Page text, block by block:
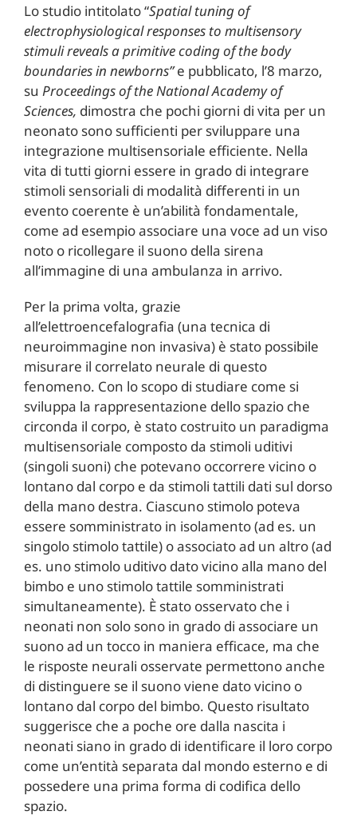
Lo studio intitolato “Spatial tuning of
electrophysiological responses to multisensory
stimuli reveals a primitive coding of the body
boundaries in newborns”e pubblicato, l’8 marzo,
su Proceedings of the National Academy of
Sciences, dimostra che pochi giorni di vita per un
neonato sono sufficienti per sviluppare una
integrazione multisensoriale efficiente. Nella
vita di tutti giorni essere in grado di integrare
stimoli sensoriali di modalità differenti in un
evento coerente è un’abilità fondamentale,
come ad esempio associare una voce ad un viso
noto o ricollegare il suono della sirena
all’immagine di una ambulanza in arrivo.
Per la prima volta, grazie
all’elettroencefalografia (una tecnica di
neuroimmagine non invasiva) è stato possibile
misurare il correlato neurale di questo
fenomeno. Con lo scopo di studiare come si
sviluppa la rappresentazione dello spazio che
circonda il corpo, è stato costruito un paradigma
multisensoriale composto da stimoli uditivi
(singoli suoni) che potevano occorrere vicino o
lontano dal corpo e da stimoli tattili dati sul dorso
della mano destra. Ciascuno stimolo poteva
essere somministrato in isolamento (ad es. un
singolo stimolo tattile) o associato ad un altro (ad
es. uno stimolo uditivo dato vicino alla mano del
bimbo e uno stimolo tattile somministrati
simultaneamente). È stato osservato che i
neonati non solo sono in grado di associare un
suono ad un tocco in maniera efficace, ma che
le risposte neurali osservate permettono anche
di distinguere se il suono viene dato vicino o
lontano dal corpo del bimbo. Questo risultato
suggerisce che a poche ore dalla nascita i
neonati siano in grado di identificare il loro corpo
come un’entità separata dal mondo esterno e di
possedere una prima forma di codifica dello
spazio.